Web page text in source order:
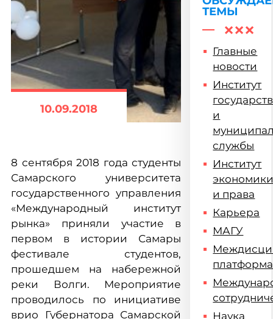
10.09.2018
8 сентября 2018 года студенты
Самарского университета
государственного управления
«Международный институт
рынка» приняли участие в
первом в истории Самары
фестивале студентов,
прошедшем на набережной
реки Волги. Мероприятие
проводилось по инициативе
врио Губернатора Самарской
ТЕМЫ
Главные
новости
Институт
и
службы
Институт
и права
Карьера
МАГУ
платформа
Наука